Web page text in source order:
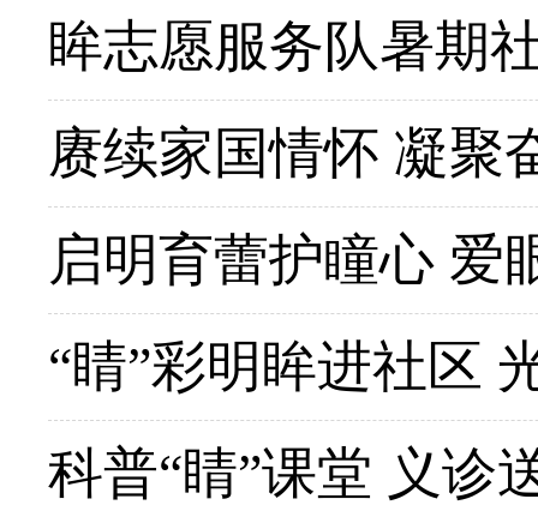
眸志愿服务队暑期
赓续家国情怀 凝
启明育蕾护瞳心
“睛”彩明眸进社区
科普“睛”课堂 义诊